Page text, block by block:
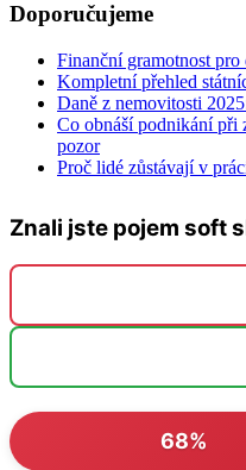
Doporučujeme
Finanční gramotnost
Kompletní přehled
Daně z nemovitosti
Co obnáší podnikání při
pozor
Proč lidé zůstávají v
Znali jste pojem soft
68%